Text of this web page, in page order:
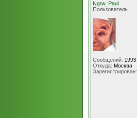
Ngrw_Paul
Пользователь
Сообщений: 1993
Откуда: Москва
Зарегистрирован: